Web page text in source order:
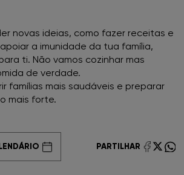
novas ideias, como fazer receitas e
a imunidade da tua família,
ti. Não vamos cozinhar mas
de verdade.
famílias mais saudáveis e preparar
mais forte.
PARTILHAR